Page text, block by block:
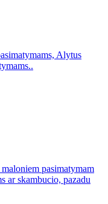
Alytus
pasimatymam
ar skambucio, pazadu